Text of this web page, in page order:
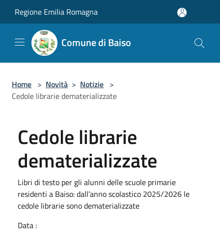
Regione Emilia Romagna
Comune di Baiso
Home > Novità > Notizie >
Cedole librarie dematerializzate
Cedole librarie
dematerializzate
Libri di testo per gli alunni delle scuole primarie
residenti a Baiso: dall’anno scolastico 2025/2026 le
cedole librarie sono dematerializzate
Data :